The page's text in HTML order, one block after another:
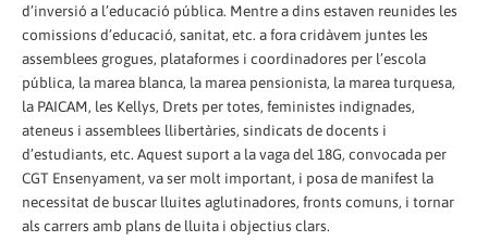
d’inversió a l’educació pública. Mentre a dins estaven reunides les
comissions d’educació, sanitat, etc. a fora cridàvem juntes les
assemblees grogues, plataformes i coordinadores per l’escola
pública, la marea blanca, la marea pensionista, la marea turquesa,
la PAICAM, les Kellys, Drets per totes, feministes indignades,
ateneus i assemblees llibertàries, sindicats de docents i
d’estudiants, etc. Aquest suport a la vaga del 18G, convocada per
CGT Ensenyament, va ser molt important, i posa de manifest la
necessitat de buscar lluites aglutinadores, fronts comuns, i tornar
als carrers amb plans de lluita i objectius clars.